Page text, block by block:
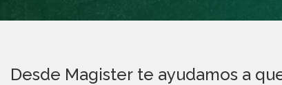
Desde Magister te ayudamos a